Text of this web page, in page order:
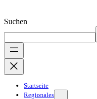
Suchen
Startseite
Regionales